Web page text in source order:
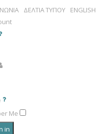
ΔΕΛΤΙΑ ΤΥΠΟΥ
ENGLISH
Me
in